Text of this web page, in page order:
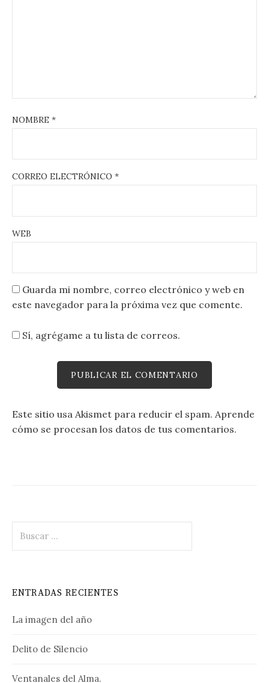
NOMBRE *
CORREO ELECTRÓNICO *
WEB
Guarda mi nombre, correo electrónico y web en
este navegador para la próxima vez que comente.
Sí, agrégame a tu lista de correos.
Este sitio usa Akismet para reducir el spam. Aprende
cómo se procesan los datos de tus comentarios.
ENTRADAS RECIENTES
La imagen del año
Delito de Silencio
Ventanales del Alma.